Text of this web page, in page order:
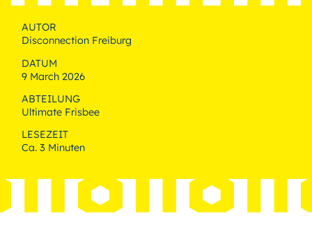
AUTOR
Disconnection Freiburg
DATUM
9 March 2026
ABTEILUNG
Ultimate Frisbee
LESEZEIT
Ca. 3 Minuten